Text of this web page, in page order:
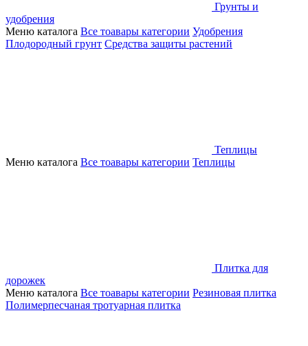
Грунты и
удобрения
Меню каталога Все тоавары категории Удобрения
Плодородный грунт Средства защиты растений
Теплицы
Меню каталога Все тоавары категории Теплицы
Плитка для
дорожек
Меню каталога Все тоавары категории Резиновая плитка
Полимерпесчаная тротуарная плитка